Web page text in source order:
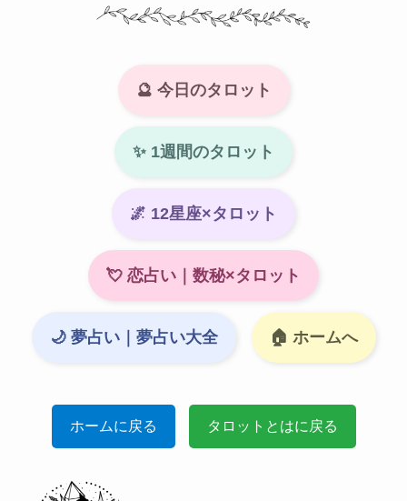
🔮 今日のタロット
✨ 1週間のタロット
🌌 12星座×タロット
💘 恋占い｜数秘×タロット
🌙 夢占い｜夢占い大全 🏠 ホームへ
ホームに戻る タロットとはに戻る